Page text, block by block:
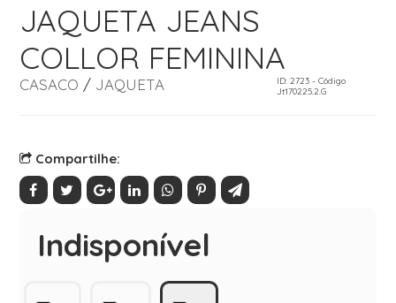
JAQUETA JEANS
COLLOR FEMININA
CASACO / JAQUETA
ID: 2723 - Código
Jt170225.2.G
Compartilhe:
Indisponível